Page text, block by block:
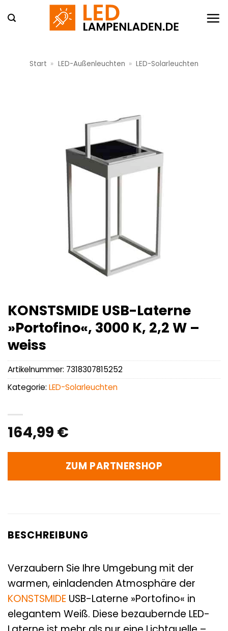
Inhalt
Start » LED-Außenleuchten » LED-Solarleuchten
KONSTSMIDE USB-Laterne
»Portofino«, 3000 K, 2,2 W –
weiss
164,99 €
ZUM PARTNERSHOP
Artikelnummer: 7318307815252
Kategorie: LED-Solarleuchten
BESCHREIBUNG
Verzaubern Sie Ihre Umgebung mit der
warmen, einladenden Atmosphäre der
KONSTSMIDE USB-Laterne »Portofino« in
elegantem Weiß. Diese bezaubernde LED-